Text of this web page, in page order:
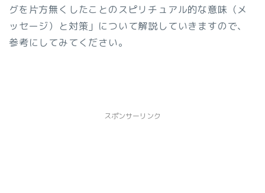
グを片方無くしたことのスピリチュアル的な意味（メ
ッセージ）と対策」について解説していきますので、
参考にしてみてください。
スポンサーリンク